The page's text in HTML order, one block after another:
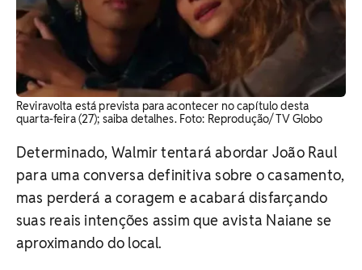
Reviravolta está prevista para acontecer no capítulo desta
quarta-feira (27); saiba detalhes. Foto: Reprodução/ TV Globo
Determinado, Walmir tentará abordar João Raul
para uma conversa definitiva sobre o casamento,
mas perderá a coragem e acabará disfarçando
suas reais intenções assim que avista Naiane se
aproximando do local.